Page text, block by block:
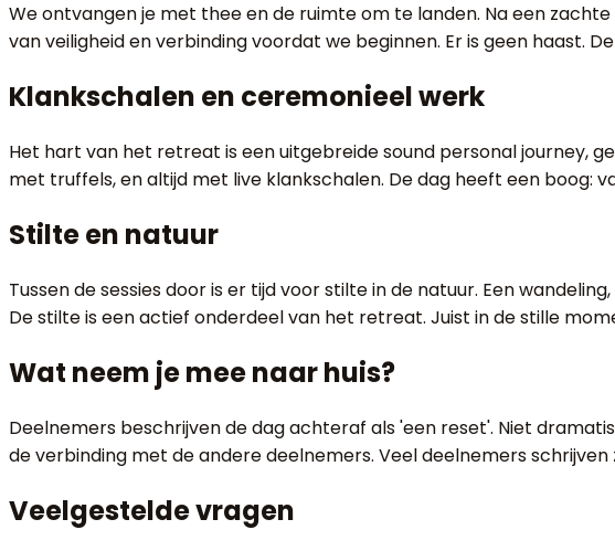
We ontvangen je met thee en de ruimte om te landen. Na een
van veiligheid en verbinding voordat we beginnen. Er is geen haast.
Klankschalen en ceremonieel werk
Het hart van het retreat is een uitgebreide sound personal journey,
met truffels, en altijd met live klankschalen. De dag heeft een boog:
Stilte en natuur
Tussen de sessies door is er tijd voor stilte in de natuur. Een
De stilte is een actief onderdeel van het retreat. Juist in de stille
Wat neem je mee naar huis?
Deelnemers beschrijven de dag achteraf als 'een reset'. Niet
de verbinding met de andere deelnemers. Veel deelnemers
Veelgestelde vragen